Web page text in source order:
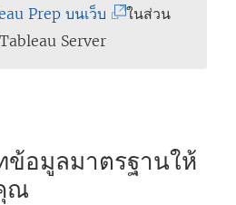
Prep บนเว็บ
ลิ
ในส่วน
Server
อมูลมาตรฐานให้
ณ